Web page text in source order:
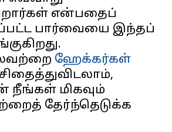
என்பதைப்
பார்வையை இந்தப்
ஹேக்கர்கள்
மிகவும்
தேர்ந்தெடுக்க